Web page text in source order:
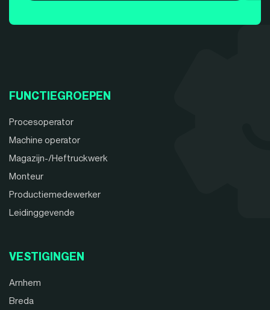
FUNCTIEGROEPEN
Procesoperator
Machine operator
Magazijn-/Heftruckwerk
Monteur
Productiemedewerker
Leidinggevende
VESTIGINGEN
Arnhem
Breda